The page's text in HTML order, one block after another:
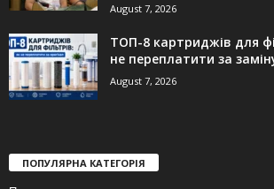
August 7, 2026
ТОП-8 картриджів для
не переплатити за
August 7, 2026
ПОПУЛЯРНА КАТЕГОРІЯ